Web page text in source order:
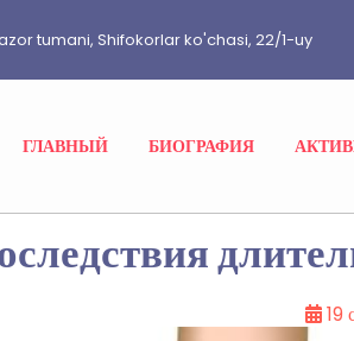
tumani, Shifokorlar ko'chasi, 22/1-uy
ГЛАВНЫЙ БИОГРАФИЯ
19